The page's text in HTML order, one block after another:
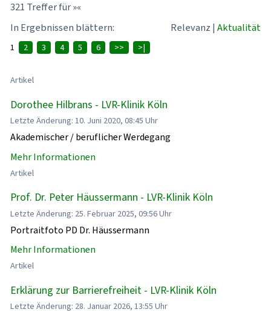
321 Treffer für »«
In Ergebnissen blättern:
Relevanz | Aktualität
1 2 3 4 5 6 >> >|
Artikel
Dorothee Hilbrans - LVR-Klinik Köln
Letzte Änderung: 10. Juni 2020, 08:45 Uhr
Akademischer / beruflicher Werdegang
Mehr Informationen
Artikel
Prof. Dr. Peter Häussermann - LVR-Klinik Köln
Letzte Änderung: 25. Februar 2025, 09:56 Uhr
Portraitfoto PD Dr. Häussermann
Mehr Informationen
Artikel
Erklärung zur Barrierefreiheit - LVR-Klinik Köln
Letzte Änderung: 28. Januar 2026, 13:55 Uhr